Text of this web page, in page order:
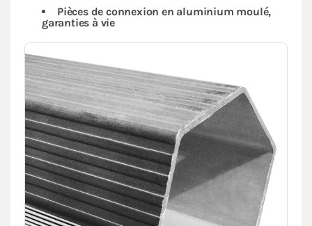
Pièces de connexion en aluminium moulé,
garanties à vie